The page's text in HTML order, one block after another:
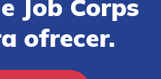
Job Corps
ofrecer.